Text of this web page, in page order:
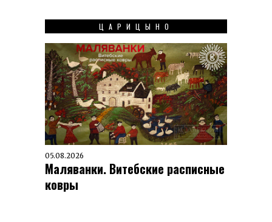
ЦАРИЦЫНО
05.08.2026
Маляванки. Витебские расписные
ковры